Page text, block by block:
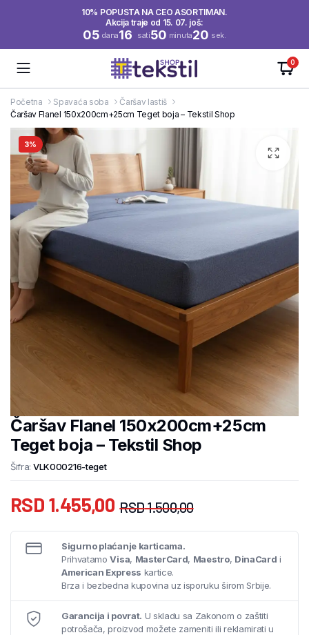
10% POPUSTA NA CEO ASORTIMAN.
Akcija traje od 15. 07. još:
05 dana16 sati50 minuta19 sek.
0
Početna Spavaća soba
Čaršav lastiš
Čaršav Flanel 150x200cm+25cm Teget boja – Tekstil Shop
3%
Čaršav Flanel 150x200cm+25cm
Teget boja – Tekstil Shop
Šifra: VLK000216-teget
RSD1.500,00
RSD 1.455,00
Sigurno plaćanje karticama.
PrihvatamoVisa, MasterCard, Maestro, DinaCard i
American Express kartice.
Brza i bezbedna kupovina uz isporuku širom Srbije.
Garancija i povrat. U skladu sa Zakonom o zaštiti
potrošača, proizvod možete zameniti ili reklamirati u